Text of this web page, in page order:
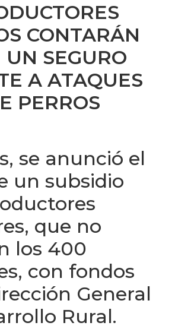
CONTARÁN
UN SEGURO
A ATAQUES
PERROS
se anunció el
un subsidio
que no
los 400
con fondos
General
Rural.